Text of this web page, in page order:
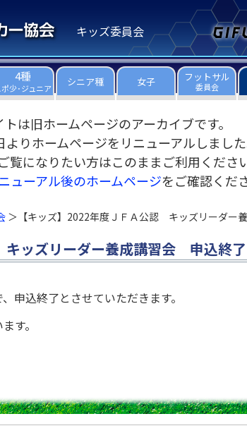
キッズ委員会
4種
ポ少･ジュニア シニア種 女子 フットサル
委員会
トは旧ホームページのアーカイブです。
りホームページをリニューアルしました
覧になりたい方はこのままご利用くださ
ューアル後のホームページをご確認くだ
【キッズ】2022年度ＪＦＡ公認 キッズリーダ
キッズリーダー養成講習会 申込
申込終了とさせていただきます。
す。